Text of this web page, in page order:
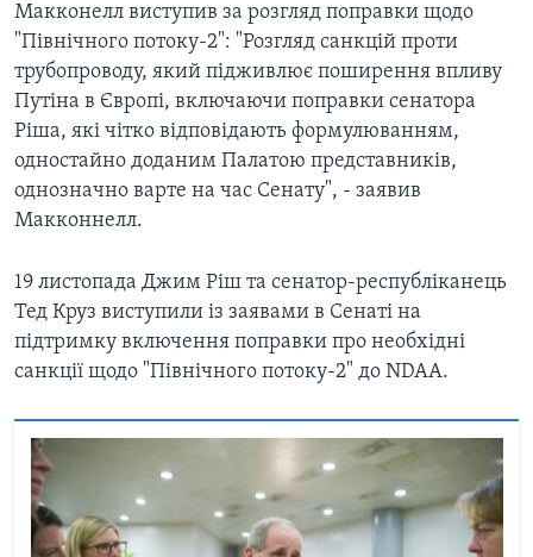
Макконелл виступив за розгляд поправки щодо
"Північного потоку-2": "Розгляд санкцій проти
трубопроводу, який підживлює поширення впливу
Путіна в Європі, включаючи поправки сенатора
Ріша, які чітко відповідають формулюванням,
одностайно доданим Палатою представників,
однозначно варте на час Сенату", - заявив
Макконнелл.
19 листопада Джим Ріш та сенатор-республіканець
Тед Круз виступили із заявами в Сенаті на
підтримку включення поправки про необхідні
санкції щодо "Північного потоку-2" до NDAA.